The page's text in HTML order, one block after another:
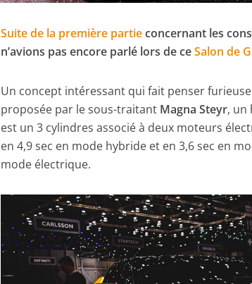
Suite de la première partieconcernant les
n’avions pas encore parlé lors de ceSalon de
Un concept intéressant qui fait penser
proposée par le sous-traitant Magna Steyr, un
est un 3 cylindres associé à deux moteurs
en 4,9 sec en mode hybride et en 3,6 sec en
mode électrique.